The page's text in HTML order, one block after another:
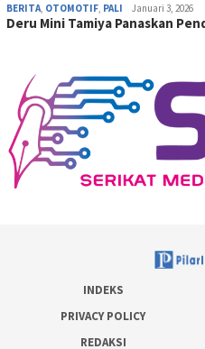
BERITA OTOMOTIF PALI Januari 3, 2026
Deru Mini Tamiya Panaskan
INDEKS
PRIVACY POLICY
REDAKSI